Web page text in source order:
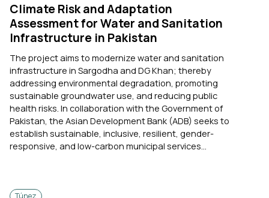
Climate Risk and Adaptation
Assessment for Water and Sanitation
Infrastructure in Pakistan
The project aims to modernize water and sanitation
infrastructure in Sargodha and DG Khan; thereby
addressing environmental degradation, promoting
sustainable groundwater use, and reducing public
health risks. In collaboration with the Government of
Pakistan, the Asian Development Bank (ADB) seeks to
establish sustainable, inclusive, resilient, gender-
responsive, and low-carbon municipal services...
Túnez